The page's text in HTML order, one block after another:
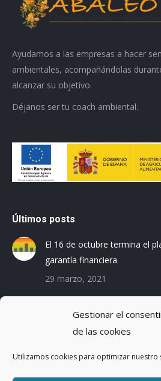
Gestionar el
de las cookies
Utilizamos cookies para optimizar nuestro
Ayudamos a las empresas a hacer
ambientales, acompañándolas
alcanzar su objetivo.
Déjanos ser tu coach ambiental.
Últimos posts
El 16 de octubre termina el
garantía financiera
29 marzo, 2021
de la Huella de Carbono
3 diciembre, 2019
Reduciendo la Huella Hídrica
montaje de coches